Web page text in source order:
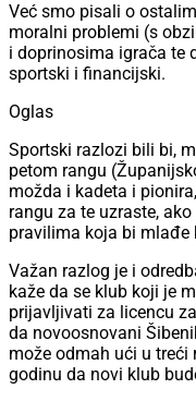
Već smo pisali o
moralni problemi (s
i doprinosima igrača te
sportski i financijski.
Oglas
Sportski razlozi bili bi,
petom rangu
možda i kadeta i
rangu za te uzraste,
pravilima koja bi mlađe
Važan razlog je i
kaže da se klub koji je
prijavljivati za licencu
da novoosnovani
može odmah ući u treći
godinu da novi klub